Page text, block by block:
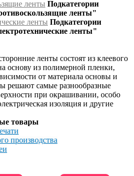
ленты Подкатегории
ленты"
ленты Подкатегории
ленты"
ленты состоят из клеевого
основу из полимерной пленки,
от материала основы и
решают самые разнообразные
при окрашивании, особо
изоляция и другие
товары
производства